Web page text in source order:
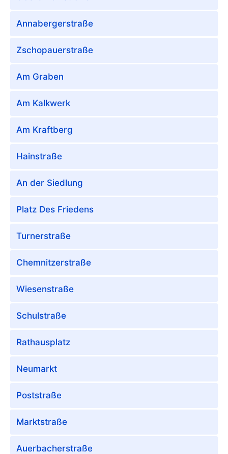
Annabergerstraße
Zschopauerstraße
Am Graben
Am Kalkwerk
Am Kraftberg
Hainstraße
An der Siedlung
Platz Des Friedens
Turnerstraße
Chemnitzerstraße
Wiesenstraße
Schulstraße
Rathausplatz
Neumarkt
Poststraße
Marktstraße
Auerbacherstraße